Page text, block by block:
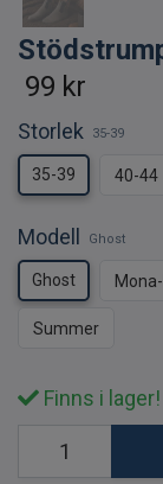
99 kr
Storlek 35-39
35-39 40-44
Modell Ghost
Ghost
Summer
Finns i lager!